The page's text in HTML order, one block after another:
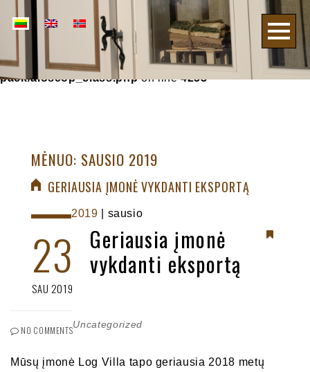
Notice : Undefined variable: post_type in
/home/rastinev/public_html/logvilla.lt/wp-
content/plugins/all-in-one-seo-
pack/aioseop_class.phpon line4253
MĖNUO: SAUSIO 2019
GERIAUSIA ĮMONĖ VYKDANTI EKSPORTĄ
2019 | sausio
23
SAU 2019
NO COMMENTS
Geriausia įmonė
vykdanti eksportą
Uncategorized
Mūsų įmonė Log Villa tapo geriausia 2018 metų